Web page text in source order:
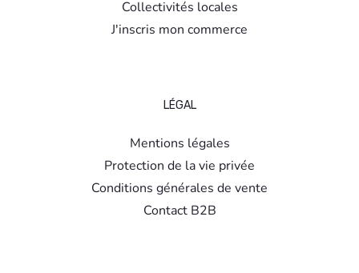
Collectivités locales
J'inscris mon commerce
LÉGAL
Mentions légales
Protection de la vie privée
Conditions générales de vente
Contact B2B